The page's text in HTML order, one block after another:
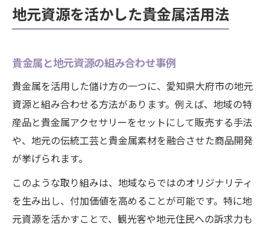
地元資源を活かした貴金属活用法
貴金属と地元資源の組み合わせ事例
貴金属を活用した儲け方の一つに、愛知県大府市の地元
資源と組み合わせる方法があります。例えば、地域の特
産品と貴金属アクセサリーをセットにして販売する手法
や、地元の伝統工芸と貴金属素材を融合させた商品開発
が挙げられます。
このような取り組みは、地域ならではのオリジナリティ
を生み出し、付加価値を高めることが可能です。特に地
元資源を活かすことで、観光客や地元住民への訴求力も